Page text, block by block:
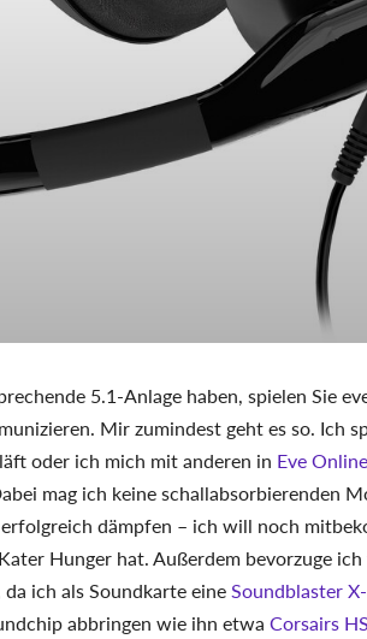
5.1-Anlage haben, spielen Sie
Mir zumindest geht es so. Ich
oder ich mich mit anderen in Eve Online
mag ich keine schallabsorbierenden
dämpfen – ich will noch
Hunger hat. Außerdem bevorzuge
ich als Soundkarte eineSoundblaster
abbringen wie ihn etwa Corsairs